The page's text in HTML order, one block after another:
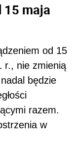
15 maja
od 15
r., nie zmienią
będzie
razem.
w